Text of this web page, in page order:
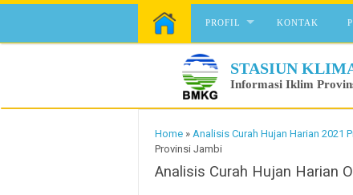
Skip to content
PROFIL KONTAK
STASIUN
Informasi Iklim
Home » Analisis Curah Hujan Harian 2021
Provinsi Jambi
Analisis Curah Hujan Harian